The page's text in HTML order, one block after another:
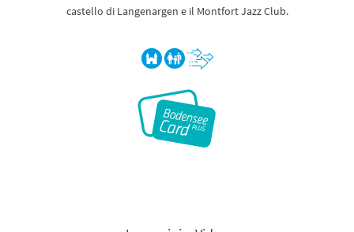
castello di Langenargen e il Montfort Jazz Club.